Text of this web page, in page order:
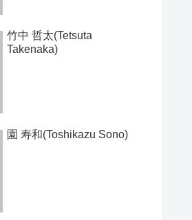
竹中 哲太(Tetsuta
Takenaka)
園 寿和(Toshikazu Sono)